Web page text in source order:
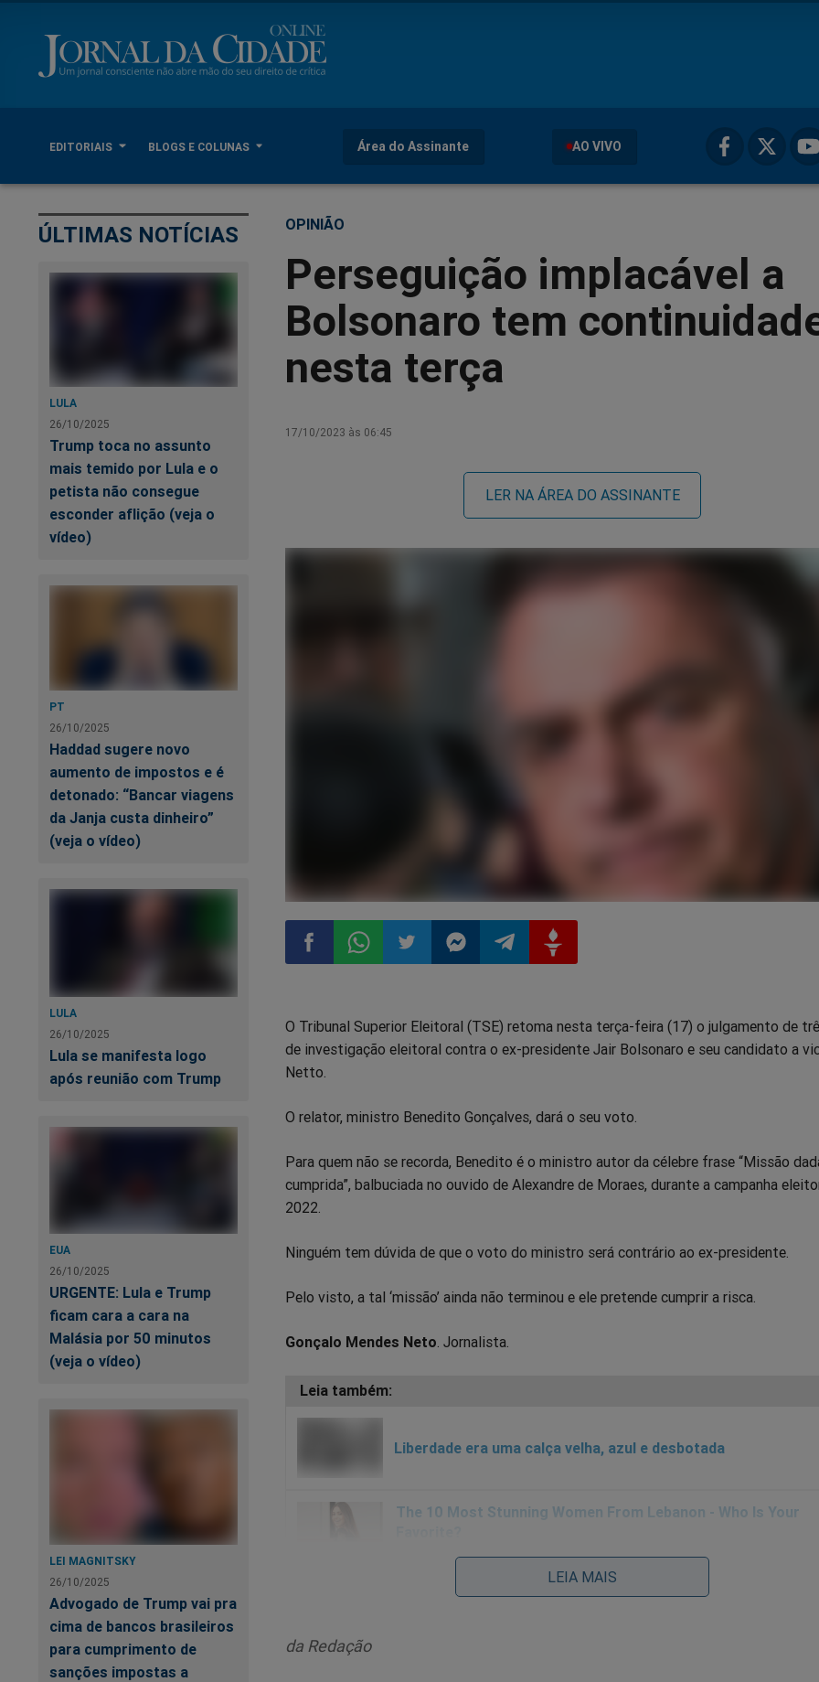
EDITORIAIS BLOGS E COLUNAS Área do Assinante AO VIVO
ÚLTIMAS NOTÍCIAS
LULA
26/10/2025
Trump toca no assunto
mais temido por Lula e o
petista não consegue
esconder aflição (veja o
vídeo)
PT
26/10/2025
Haddad sugere novo
aumento de impostos e é
detonado: “Bancar viagens
da Janja custa dinheiro”
(veja o vídeo)
LULA
26/10/2025
Lula se manifesta logo
após reunião com Trump
EUA
26/10/2025
URGENTE: Lula e Trump
ficam cara a cara na
Malásia por 50 minutos
(veja o vídeo)
LEI MAGNITSKY
26/10/2025
Advogado de Trump vai pra
cima de bancos brasileiros
para cumprimento de
sanções impostas a
OPINIÃO
Perseguição implacável a
Bolsonaro tem
nesta terça
17/10/2023 às 06:45
LER NA ÁREA DO ASSINANTE
no
Facebook
no
no
no
no
no
O Tribunal Superior Eleitoral (TSE) retoma nesta terça-feira (17) o julgamento de
de investigação eleitoral contra o ex-presidente Jair Bolsonaro e seu candidato a
Netto.
O relator, ministro Benedito Gonçalves, dará o seu voto.
Para quem não se recorda, Benedito é o ministro autor da célebre frase “Missão
cumprida”, balbuciada no ouvido de Alexandre de Moraes, durante a campanha
2022.
Ninguém tem dúvida de que o voto do ministro será contrário ao ex-presidente.
Pelo visto, a tal ‘missão’ ainda não terminou e ele pretende cumprir a risca.
Gonçalo Mendes Neto . Jornalista.
Liberdade era uma calça velha, azul e desbotada
LEIA MAIS
da Redação